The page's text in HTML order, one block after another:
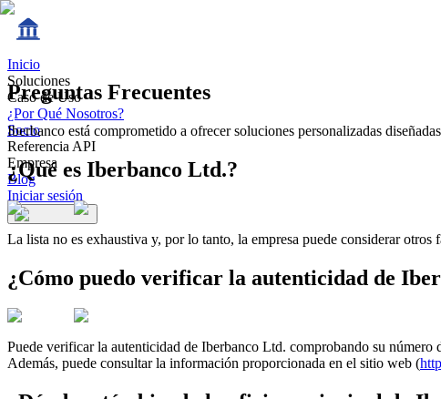
Inicio
Soluciones
Caso de Uso
¿Por Qué Nosotros?
Socio
Referencia API
Empresa
Blog
Iniciar sesión
Preguntas Frecuentes
Iberbanco está comprometido a ofrecer soluciones personalizadas
¿Qué es Iberbanco Ltd.?
La lista no es exhaustiva y, por lo tanto, la empresa puede considerar
¿Cómo puedo verificar la autenticidad de
Puede verificar la autenticidad de Iberbanco Ltd. comprobando su
Además, puede consultar la información proporcionada en el sitio web (